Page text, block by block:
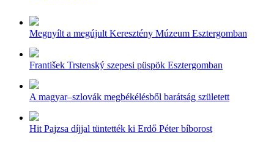
Megnyílt a megújult Keresztény Múzeum Esztergomban
František Trstenský szepesi püspök Esztergomban
A magyar–szlovák megbékélésből barátság született
Hit Pajzsa díjjal tüntették ki Erdő Péter bíborost